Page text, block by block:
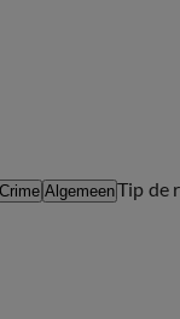
Crime AlgemeenTip de